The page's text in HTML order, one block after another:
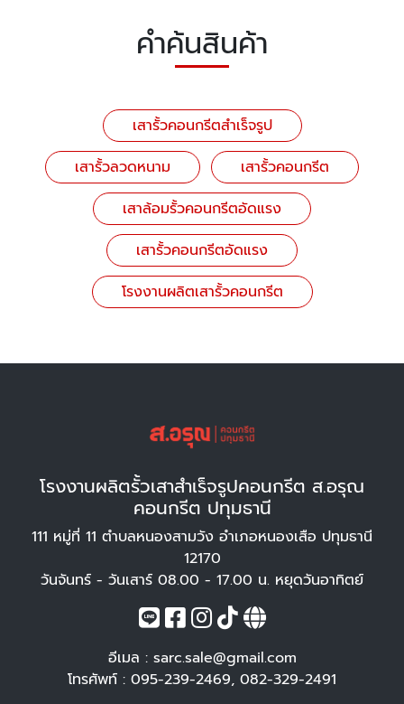
คำค้นสินค้า
เสารั้วคอนกรีตสำเร็จรูป
เสารั้วลวดหนาม
เสารั้วคอนกรีต
เสาล้อมรั้วคอนกรีตอัดแรง
เสารั้วคอนกรีตอัดแรง
โรงงานผลิตเสารั้วคอนกรีต
โรงงานผลิตรั้วเสาสำเร็จรูปคอนกรีต ส.อรุณ
คอนกรีต ปทุมธานี
111 หมู่ที่ 11 ตำบลหนองสามวัง อำเภอหนองเสือ ปทุมธานี
12170
วันจันทร์ - วันเสาร์ 08.00 - 17.00 น. หยุดวันอาทิตย์
อีเมล : sarc.sale@gmail.com
โทรศัพท์ : 095-239-2469, 082-329-2491